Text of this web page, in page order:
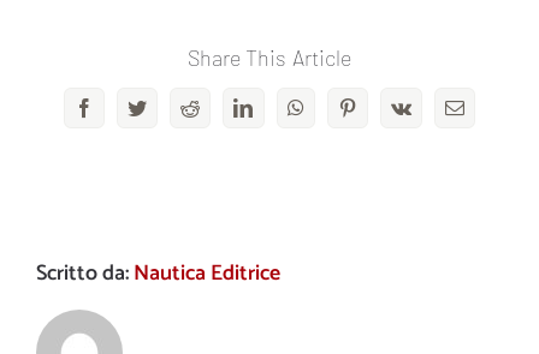
Share This Article
FacebookTwitterRedditLinkedInWhatsAppPinterestVk Email
Scritto da:Nautica Editrice